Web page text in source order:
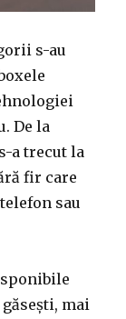
s-au
De la
a trecut la
fir care
sau
mai